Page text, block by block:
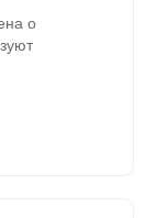
о